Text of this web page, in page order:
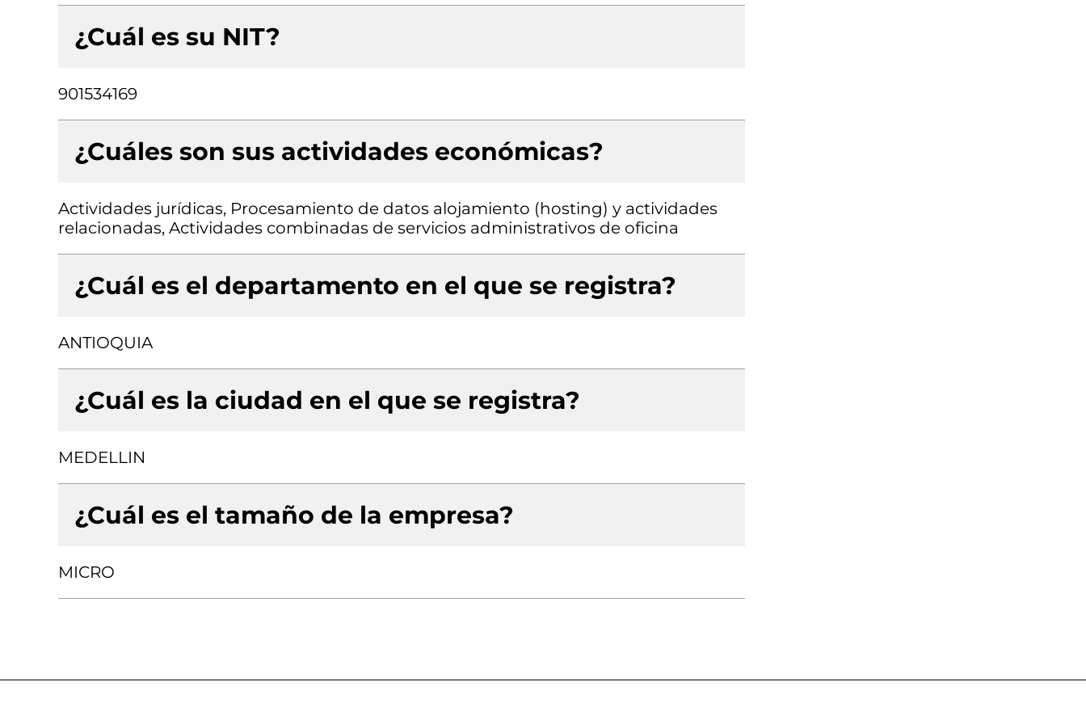
¿Cuál es su NIT?
901534169
¿Cuáles son sus actividades económicas?
Actividades jurídicas, Procesamiento de datos alojamiento (hosting) y actividades
relacionadas, Actividades combinadas de servicios administrativos de oficina
¿Cuál es el departamento en el que se registra?
ANTIOQUIA
¿Cuál es la ciudad en el que se registra?
MEDELLIN
¿Cuál es el tamaño de la empresa?
MICRO